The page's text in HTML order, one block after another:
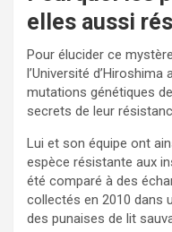
elles aussi
Pour élucider ce
l’Université d’Hiroshima
mutations génétiques
secrets de leur
Lui et son équipe ont
espèce résistante aux
été comparé à des
collectés en 2010 dans
des punaises de lit